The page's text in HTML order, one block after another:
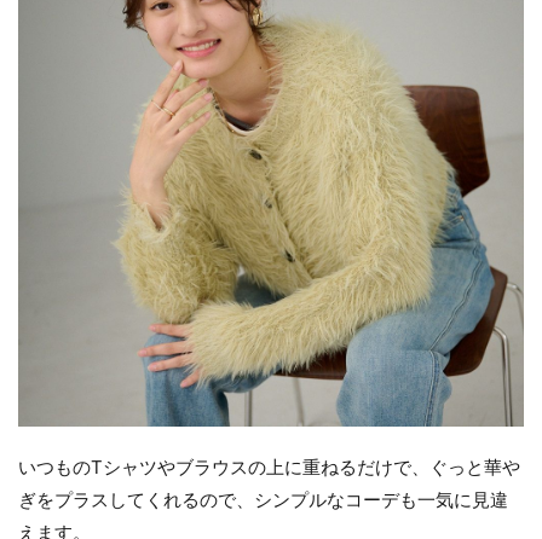
いつものTシャツやブラウスの上に重ねるだけで、ぐっと華や
ぎをプラスしてくれるので、シンプルなコーデも一気に見違
えます。